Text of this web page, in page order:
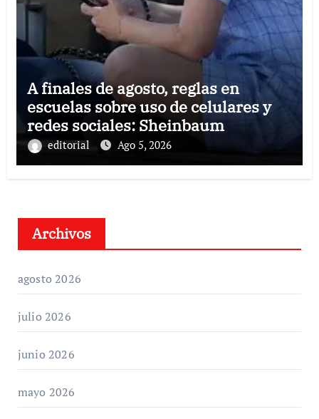
A finales de agosto, reglas en
escuelas sobre uso de celulares y
redes sociales: Sheinbaum
editorial Ago 5, 2026
Archivos
agosto 2026
julio 2026
junio 2026
mayo 2026